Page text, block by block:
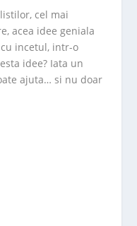
cel mai
acea idee geniala
incetul, intr-o
idee? Iata un
ajuta… si nu doar